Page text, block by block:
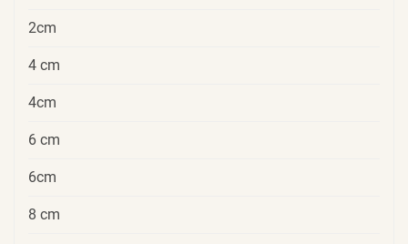
2cm
4 cm
4cm
6 cm
6cm
8 cm